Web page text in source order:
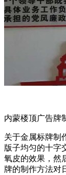
内蒙楼顶广告牌
关于金属标牌制
版子均匀的十字
氧皮的效果，然
牌的制作方法对